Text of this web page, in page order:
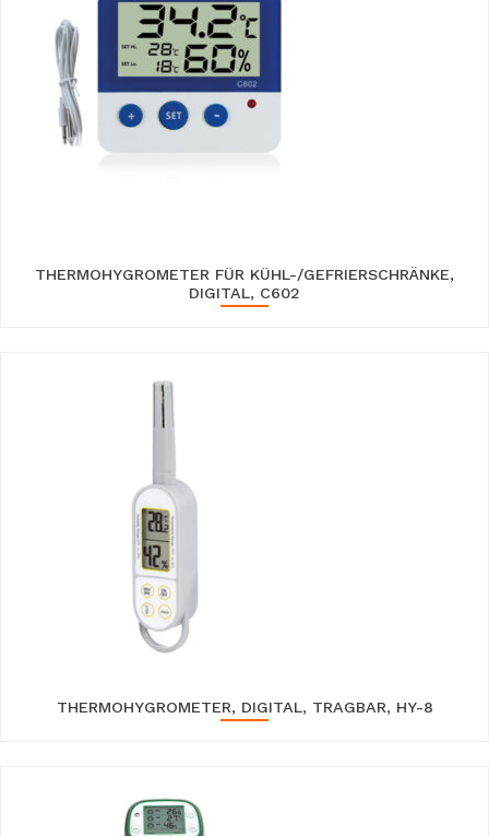
THERMOHYGROMETER FÜR KÜHL-/GEFRIERSCHRÄNKE,
DIGITAL, C602
THERMOHYGROMETER, DIGITAL, TRAGBAR, HY-8